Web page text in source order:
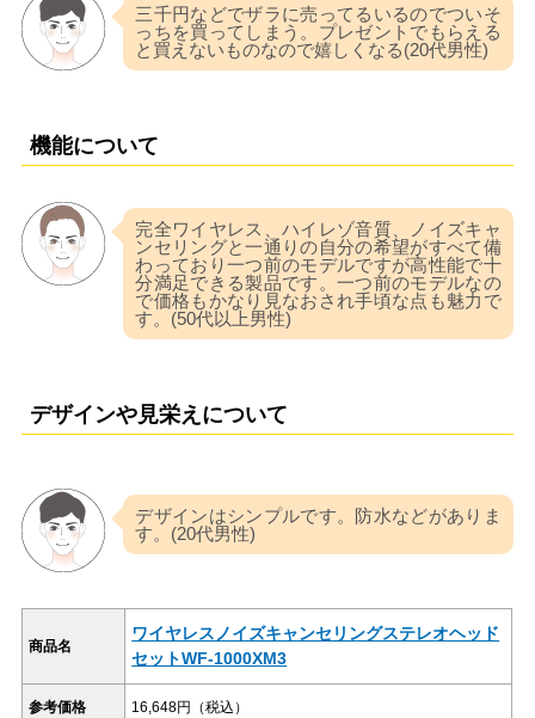
三千円などでザラに売ってるいるのでついそ
っちを買ってしまう。プレゼントでもらえる
と買えないものなので嬉しくなる(20代男性)
機能について
完全ワイヤレス、ハイレゾ音質、ノイズキャ
ンセリングと一通りの自分の希望がすべて備
わっており一つ前のモデルですが高性能で十
分満足できる製品です。一つ前のモデルなの
で価格もかなり見なおされ手頃な点も魅力で
す。(50代以上男性)
デザインや見栄えについて
デザインはシンプルです。防水などがありま
す。(20代男性)
商品名
ワイヤレスノイズキャンセリングステレオヘッド
セットWF-1000XM3
参考価格 16,648円（税込）